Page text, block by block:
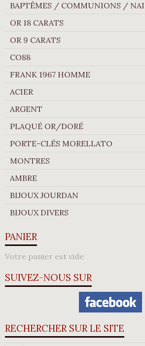
BAPTÊMES / COMMUNIONS /
OR 18 CARATS
OR 9 CARATS
CO88
FRANK 1967 HOMME
ACIER
ARGENT
PLAQUÉ OR/DORÉ
PORTE-CLÉS MORELLATO
MONTRES
AMBRE
BIJOUX JOURDAN
BIJOUX DIVERS
PANIER
Votre panier est vide
SUIVEZ-NOUS SUR
RECHERCHER SUR LE SITE